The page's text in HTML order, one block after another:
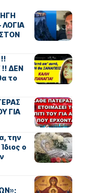
!! ΔΕΝ
το
ΓΙΑ
την
ο